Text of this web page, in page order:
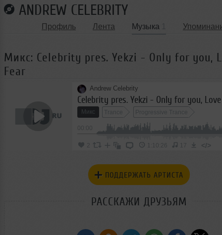
ANDREW CELEBRITY
Профиль Лента Музыка
Микс: Celebrity pres. Yekzi - Only for you,
Fear
Andrew Celebrity
Celebrity pres. Yekzi - Only for you,
Микс Trance Progressive Trance
2 1:10:26 17 </>
ПОДДЕРЖАТЬ АРТИСТА
РАССКАЖИ ДРУЗЬЯМ